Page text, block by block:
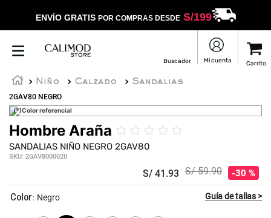
ENVÍO GRATIS POR COMPRAS DESDES/199
Niño Calzado
Sandalias
2GAV80 NEGRO
(*)Color referencial
Hombre Araña ☆ ☆ ☆ ☆ ☆
SANDALIAS NIÑO NEGRO 2GAV80
SKU: 2GAV8000020
S/ 41 .93 S/ 59.90 30 %
: Negro